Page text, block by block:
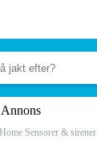
Annons
Sensorer & sirener